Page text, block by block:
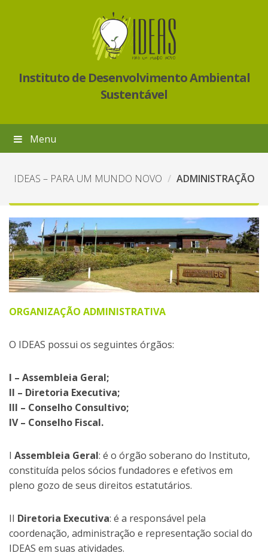
Instituto de Desenvolvimento Ambiental
Sustentável
Menu
IDEAS – PARA UM MUNDO NOVO ADMINISTRAÇÃO
ORGANIZAÇÃO ADMINISTRATIVA
O IDEAS possui os seguintes órgãos:
I – Assembleia Geral;
II – Diretoria Executiva;
III – Conselho Consultivo;
IV – Conselho Fiscal.
I Assembleia Geral: é o órgão soberano do Instituto,
constituída pelos sócios fundadores e efetivos em
pleno gozo de seus direitos estatutários.
II Diretoria Executiva: é a responsável pela
coordenação, administração e representação social do
IDEAS em suas atividades.